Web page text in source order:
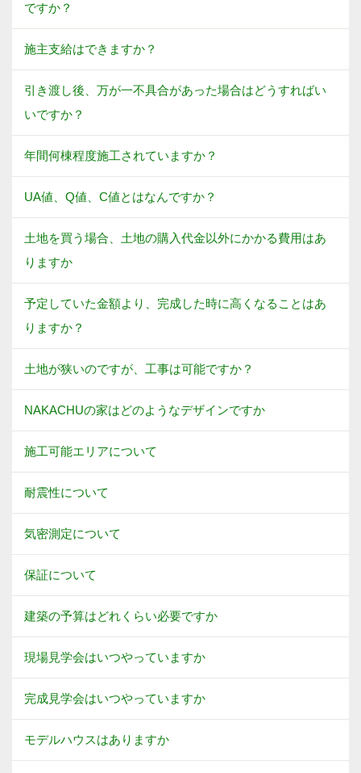
ですか？
施主支給はできますか？
引き渡し後、万が一不具合があった場合はどうすればい
いですか？
年間何棟程度施工されていますか？
UA値、Q値、C値とはなんですか？
土地を買う場合、土地の購入代金以外にかかる費用はあ
りますか
予定していた金額より、完成した時に高くなることはあ
りますか？
土地が狭いのですが、工事は可能ですか？
NAKACHUの家はどのようなデザインですか
施工可能エリアについて
耐震性について
気密測定について
保証について
建築の予算はどれくらい必要ですか
現場見学会はいつやっていますか
完成見学会はいつやっていますか
モデルハウスはありますか